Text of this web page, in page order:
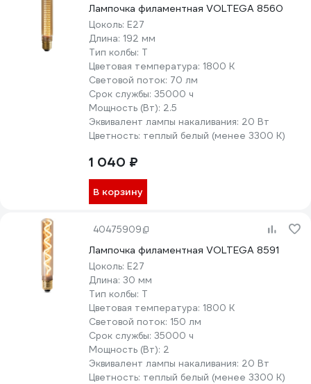
Лампочка филаментная VOLTEGA 8560
Цоколь: E27
Длина: 192 мм
Тип колбы: T
Цветовая температура: 1800 К
Световой поток: 70 лм
Срок службы: 35000 ч
Мощность (Вт): 2.5
Эквивалент лампы накаливания: 20 Вт
Цветность: теплый белый (менее 3300 К)
1 040 ₽
В корзину
40475909
Лампочка филаментная VOLTEGA 8591
Цоколь: E27
Длина: 30 мм
Тип колбы: T
Цветовая температура: 1800 К
Световой поток: 150 лм
Срок службы: 35000 ч
Мощность (Вт): 2
Эквивалент лампы накаливания: 20 Вт
Цветность: теплый белый (менее 3300 К)